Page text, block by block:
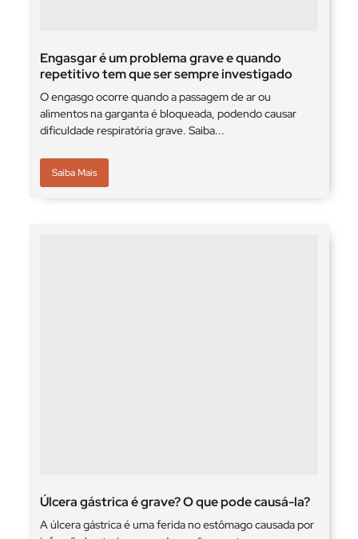
Engasgar é um problema grave e quando
repetitivo tem que ser sempre investigado
O engasgo ocorre quando a passagem de ar ou
alimentos na garganta é bloqueada, podendo causar
dificuldade respiratória grave. Saiba...
Saiba Mais
Úlcera gástrica é grave? O que pode causá-la?
A úlcera gástrica é uma ferida no estômago causada por